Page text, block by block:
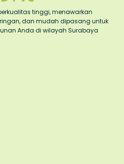
tinggi, menawarkan
dan mudah dipasang untuk
Anda di wilayah Surabaya